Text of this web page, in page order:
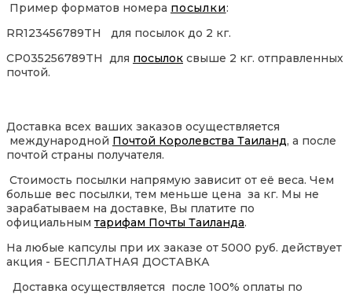
Пример форматов номера посылки:
RR123456789TH для посылок до 2 кг.
CP035256789TH для посылок свыше 2 кг. отправленных
почтой.
Доставка всех ваших заказов осуществляется
международной Почтой Королевства Таиланд, а после
почтой страны получателя.
Стоимость посылки напрямую зависит от её веса. Чем
больше вес посылки, тем меньше цена за кг. Мы не
зарабатываем на доставке, Вы платите по
официальным тарифам Почты Таиланда.
На любые капсулы при их заказе от 5000 руб. действует
акция - БЕСПЛАТНАЯ ДОСТАВКА
Доставка осуществляется после 100% оплаты по